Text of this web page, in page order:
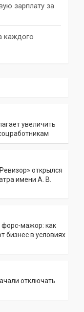
зарплату за
каждого
увеличить
открылся
имени А. В.
мажор: как
бизнес в условиях
отключать